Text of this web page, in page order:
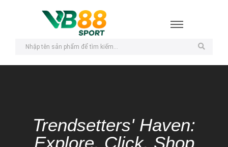
Trendsetters' Haven:
Explore, Click, Shop